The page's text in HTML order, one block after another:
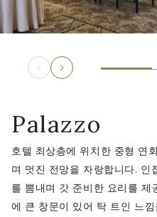
Palazzo
호텔 최상층에 위치한 중형 연
며 멋진 전망을 자랑합니다. 인
를 뽐내며 갓 준비한 요리를 제
에 큰 창문이 있어 탁 트인 느